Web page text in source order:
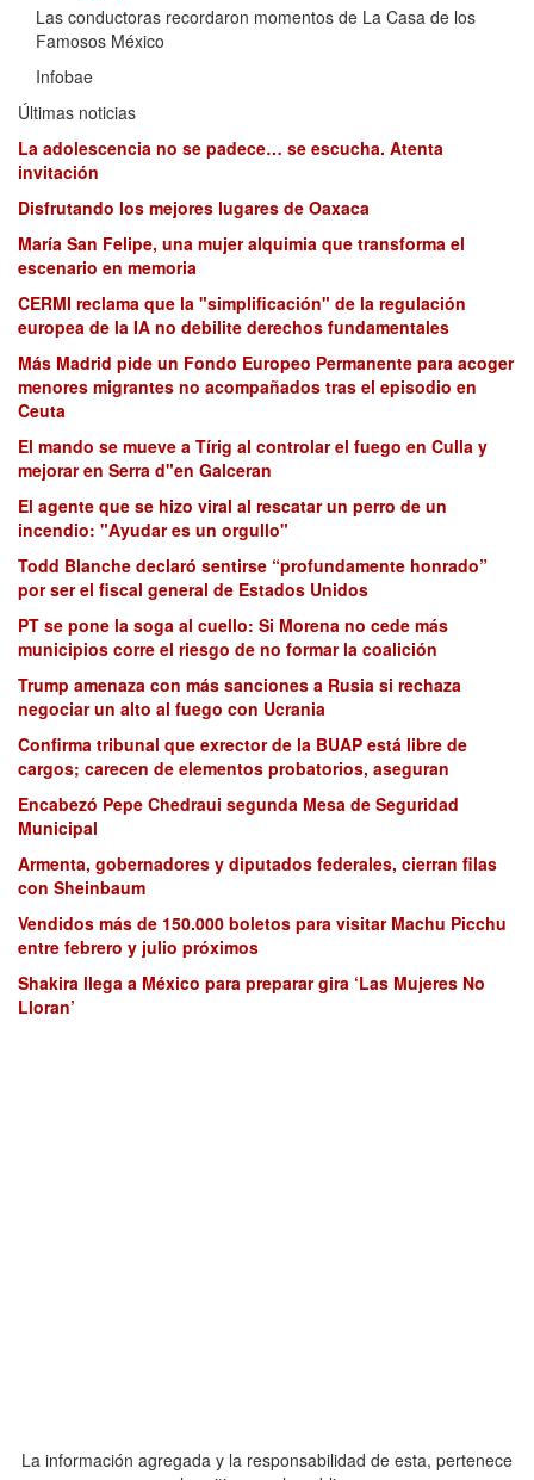
Las conductoras recordaron momentos de La Casa de los
Famosos México
Infobae
Últimas noticias
La adolescencia no se padece… se escucha. Atenta
invitación
Disfrutando los mejores lugares de Oaxaca
María San Felipe, una mujer alquimia que transforma el
escenario en memoria
CERMI reclama que la "simplificación" de la regulación
europea de la IA no debilite derechos fundamentales
Más Madrid pide un Fondo Europeo Permanente para acoger
menores migrantes no acompañados tras el episodio en
Ceuta
El mando se mueve a Tírig al controlar el fuego en Culla y
mejorar en Serra d"en Galceran
El agente que se hizo viral al rescatar un perro de un
incendio: "Ayudar es un orgullo"
Todd Blanche declaró sentirse “profundamente honrado”
por ser el fiscal general de Estados Unidos
PT se pone la soga al cuello: Si Morena no cede más
municipios corre el riesgo de no formar la coalición
Trump amenaza con más sanciones a Rusia si rechaza
negociar un alto al fuego con Ucrania
Confirma tribunal que exrector de la BUAP está libre de
cargos; carecen de elementos probatorios, aseguran
Encabezó Pepe Chedraui segunda Mesa de Seguridad
Municipal
Armenta, gobernadores y diputados federales, cierran filas
con Sheinbaum
Vendidos más de 150.000 boletos para visitar Machu Picchu
entre febrero y julio próximos
Shakira llega a México para preparar gira ‘Las Mujeres No
Lloran’
La información agregada y la responsabilidad de esta, pertenece